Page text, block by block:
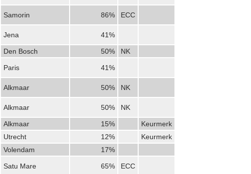
Samorin 86% ECC
Jena 41%
Den Bosch 50% NK
Paris 41%
Alkmaar 50% NK
Alkmaar 50% NK
Alkmaar 15%
Keurmerk
Utrecht 12%
Keurmerk
Volendam 17%
Satu Mare 65% ECC